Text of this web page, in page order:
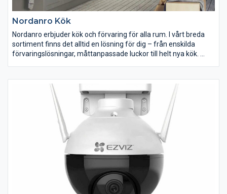
Nordanro Kök
Nordanro erbjuder kök och förvaring för alla rum. I vårt breda
sortiment finns det alltid en lösning för dig – från enskilda
förvaringslösningar, måttanpassade luckor till helt nya kök.
oändliga. Vi erbjuder tre olika kökserbjudanden, där dina
förutsättningar och behov vägleder dig. Tillsammans med våra
köksinredare hittar du en unik lösning, just för dig.